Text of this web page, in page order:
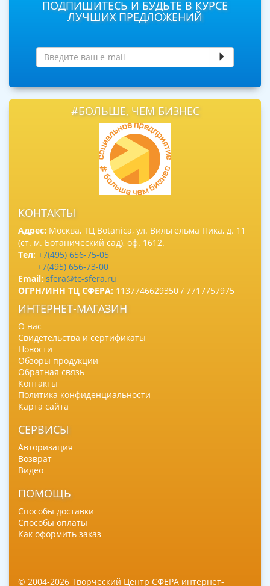
ПОДПИШИТЕСЬ И БУДЬТЕ В КУРСЕ
ЛУЧШИХ ПРЕДЛОЖЕНИЙ
#БОЛЬШЕ, ЧЕМ БИЗНЕС
КОНТАКТЫ
Адрес: Москва, ТЦ Botanica, ул. Вильгельма Пика, д. 11
(ст. м. Ботанический сад), оф. 1612.
Тел: +7(495) 656-75-05
+7(495) 656-73-00
Email: sfera@tc-sfera.ru
ОГРН/ИНН ТЦ СФЕРА: 1137746629350 / 7717757975
ИНТЕРНЕТ-МАГАЗИН
О нас
Свидетельства и сертификаты
Новости
Обзоры продукции
Обратная связь
Контакты
Политика конфиденциальности
Карта сайта
СЕРВИСЫ
Авторизация
Возврат
Видео
ПОМОЩЬ
Способы доставки
Способы оплаты
Как оформить заказ
© 2004-2026 Творческий Центр СФЕРА интернет-